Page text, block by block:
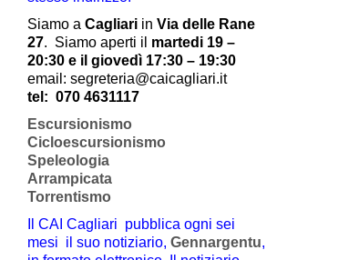
Siamo a Cagliariin Via delle Rane
27. Siamo aperti il martedi 19 –
20:30 e il giovedì 17:30 – 19:30
email: segreteria@caicagliari.it
tel: 070 4631117
Escursionismo
Cicloescursionismo
Speleologia
Arrampicata
Torrentismo
Il CAI Cagliari pubblica ogni sei
mesi il suo notiziario, Gennargentu,